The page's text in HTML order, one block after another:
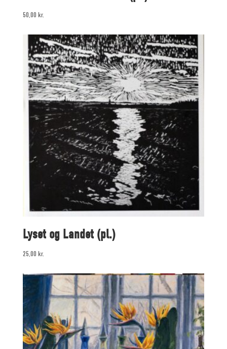
50,00 kr.
Lyset og Landet (pl.)
25,00 kr.